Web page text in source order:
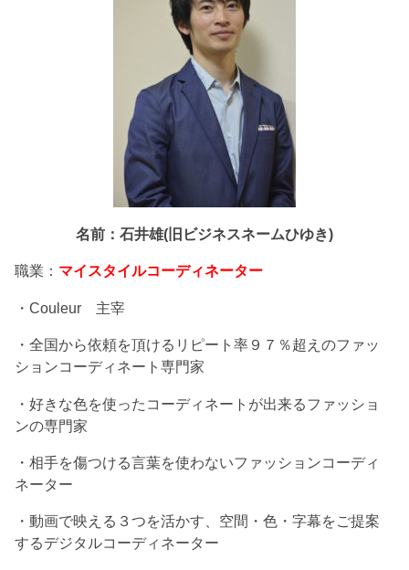
名前：石井雄(旧ビジネスネームひゆき)
職業： マイスタイルコーディネーター
・Couleur 主宰
・全国から依頼を頂けるリピート率９７％超えのファッ
ションコーディネート専門家
・好きな色を使ったコーディネートが出来るファッショ
ンの専門家
・相手を傷つける言葉を使わないファッションコーディ
ネーター
・動画で映える３つを活かす、空間・色・字幕をご提案
するデジタルコーディネーター